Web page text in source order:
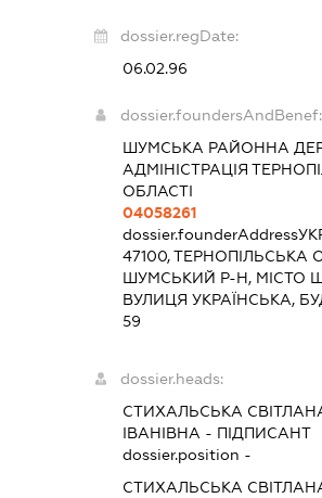
dossier.regDate:
06.02.96
dossier.foundersAndBenef:
ШУМСЬКА РАЙОННА
АДМІНІСТРАЦІЯ
ОБЛАСТІ
04058261
dossier.founderAddress
47100, ТЕРНОПІЛЬСЬКА
ШУМСЬКИЙ Р-Н, МІСТО
ВУЛИЦЯ УКРАЇНСЬКА,
59
dossier.heads:
СТИХАЛЬСЬКА
ІВАНІВНА - ПІДПИСАНТ
dossier.position -
СТИХАЛЬСЬКА